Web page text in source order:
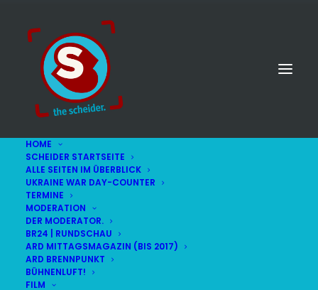
HOME
SCHEIDER STARTSEITE
ALLE SEITEN IM ÜBERBLICK
UKRAINE WAR DAY-COUNTER
TERMINE
MODERATION
DER MODERATOR.
BR24 | RUNDSCHAU
ARD MITTAGSMAGAZIN (BIS 2017)
ARD BRENNPUNKT
BÜHNENLUFT!
FILM